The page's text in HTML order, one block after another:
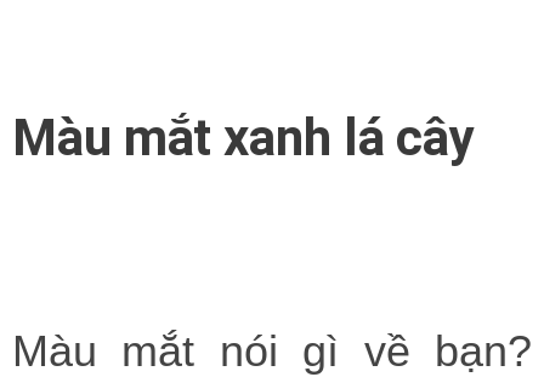
Màu mắt xanh lá cây
Màu mắt nói gì về bạn?